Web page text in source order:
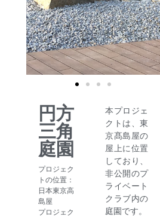
円方
三角
庭園
プロジェク
トの位置：
日本東京高
島屋
プロジェク
本プロジェ
クトは、東
京髙島屋の
屋上に位置
しており、
非公開のプ
ライベート
クラブ内の
庭園です。